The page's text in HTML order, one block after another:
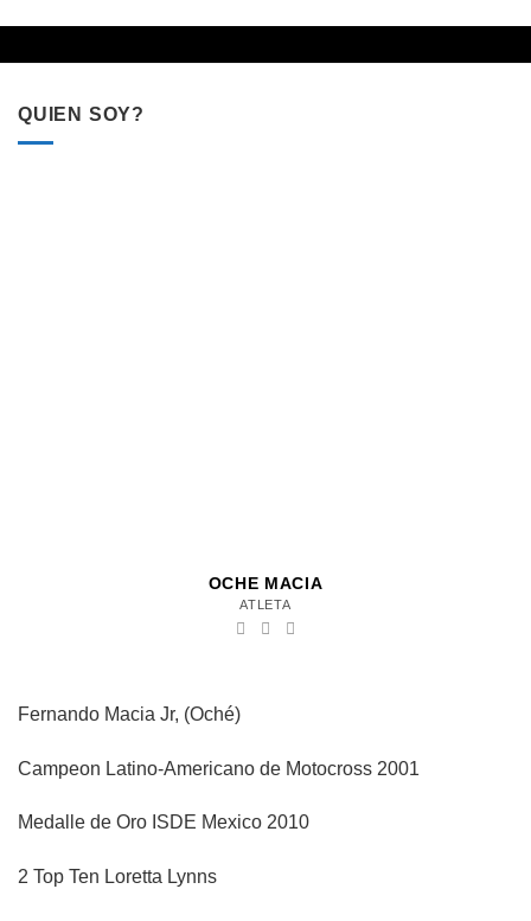
QUIEN SOY?
OCHE MACIA
ATLETA
Fernando Macia Jr, (Oché)
Campeon Latino-Americano de Motocross 2001
Medalle de Oro ISDE Mexico 2010
2 Top Ten Loretta Lynns